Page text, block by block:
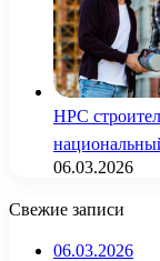
НРС
06.03.2026
Свежие записи
06.03.2026